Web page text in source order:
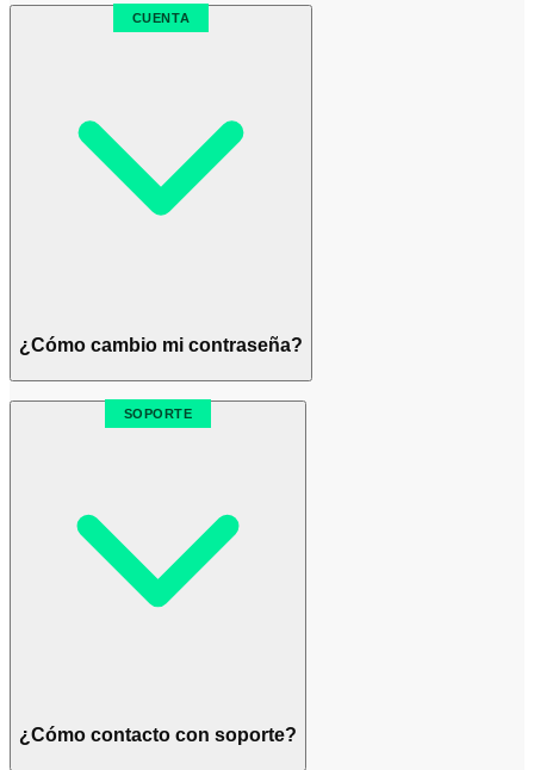
CUENTA
¿Cómo cambio mi contraseña?
SOPORTE
¿Cómo contacto con soporte?